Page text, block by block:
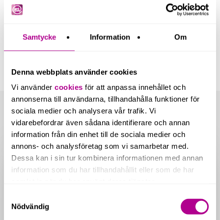
Samtycke Information Om
Denna webbplats använder cookies
Vi använder cookies för att anpassa innehållet och
annonserna till användarna, tillhandahålla funktioner för
sociala medier och analysera vår trafik. Vi
vidarebefordrar även sådana identifierare och annan
information från din enhet till de sociala medier och
annons- och analysföretag som vi samarbetar med.
Dessa kan i sin tur kombinera informationen med annan
information som du har tillhandahållit eller som de har
Nödvändig
Läs mer om våra HR-tjänster.
Related Posts
Nya
redovisningskrav
för
fastighetsbolag